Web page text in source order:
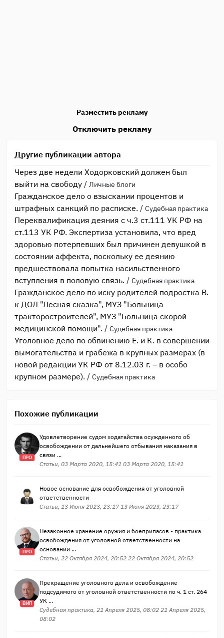
Разместить рекламу
Отключить рекламу
Другие публикации автора
Через две недели Ходорковский должен был
выйти на свободу / Личные блоги
Гражданское дело о взыскании процентов и
штрафных санкций по расписке. / Судебная практика
Переквалификация деяния с ч.3 ст.111 УК РФ на
ст.113 УК РФ. Экспертиза установила, что вред
здоровью потерпевших был причинен девушкой в
состоянии аффекта, поскольку ее деянию
предшествовала попытка насильственного
вступления в половую связь. / Судебная практика
Гражданское дело по иску родителей подростка В.
к ДОЛ "Лесная сказка", МУЗ "Больница
тракторостроителей", МУЗ "Больница скорой
медицинской помощи". / Судебная практика
Уголовное дело по обвинению Е. и К. в совершении
вымогательства и грабежа в крупных размерах (в
новой редакции УК РФ от 8.12.03 г. – в особо
крупном размере). / Судебная практика
Похожие публикации
ПРО
Удовлетворение судом ходатайства осужденного об
освобождении от дальнейшего отбывания наказания в
связи ...
Статьи, 03 Марта 2020, 15:41 03 Марта 2020, 15:41
Новое основание для освобождения от уголовной
ответственности
Статьи, 13 Июня 2023, 23:17 13 Июня 2023, 23:17
ПРО
Незаконное хранение оружия и боеприпасов - практика
освобождения от уголовной ответственности на
основании ...
Статьи, 22 Октября 2024, 20:52 22 Октября 2024, 20:52
ВИП
Прекращение уголовного дела и освобождение
подсудимого от уголовной ответственности по ч. 1 ст. 264
УК ...
Судебная практика, 21 Апреля 2025, 08:02 21 Апреля 2025,
08:02